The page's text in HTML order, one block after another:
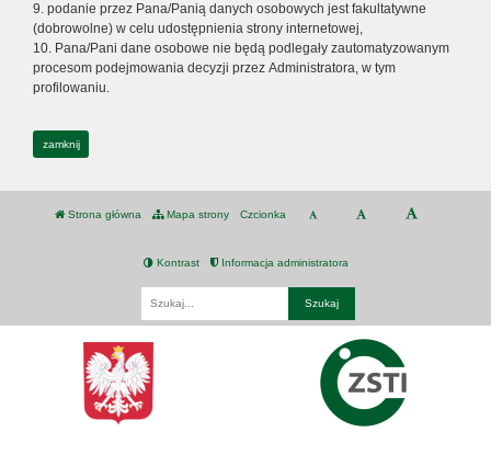
9. podanie przez Pana/Panią danych osobowych jest fakultatywne
(dobrowolne) w celu udostępnienia strony internetowej,
10. Pana/Pani dane osobowe nie będą podlegały zautomatyzowanym
procesom podejmowania decyzji przez Administratora, w tym
profilowaniu.
zamknij
Strona główna Mapa strony Czcionka
Kontrast Informacja administratora